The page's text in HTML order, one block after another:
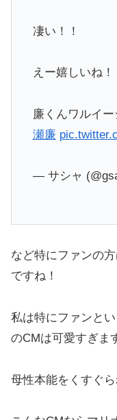
凄い！！
えー嬉しいね！
廉くんワルイ
瀬廉
— サシャ
など特にファンの
ですね！
私は特にファンと
のCMは可愛すぎま
母性本能をくすぐら